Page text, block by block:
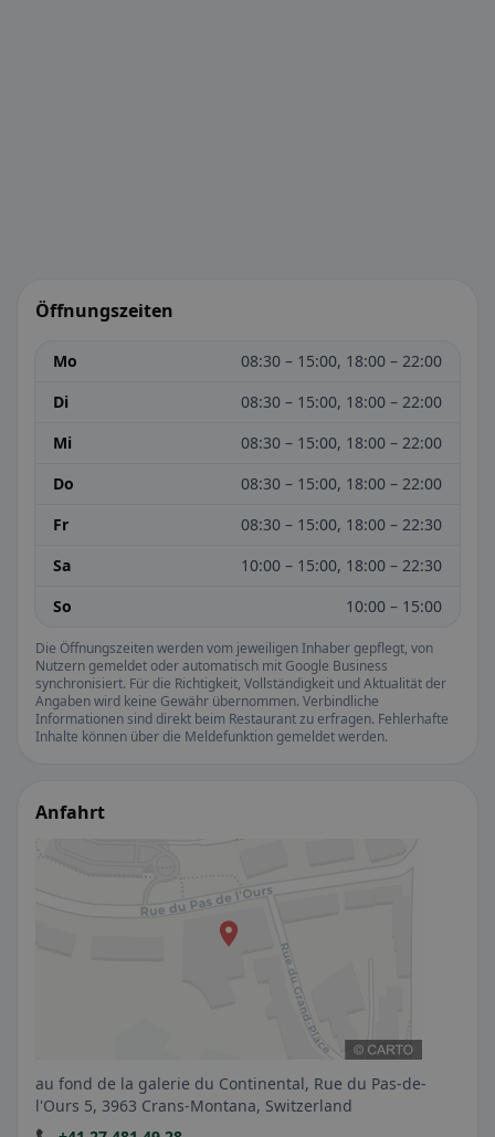
Öffnungszeiten
Mo
08:30 – 15:00, 18:00 – 22:00
Di
08:30 – 15:00, 18:00 – 22:00
Mi
08:30 – 15:00, 18:00 – 22:00
Do
08:30 – 15:00, 18:00 – 22:00
Fr
08:30 – 15:00, 18:00 – 22:30
Sa
10:00 – 15:00, 18:00 – 22:30
So
10:00 – 15:00
Die Öffnungszeiten werden vom jeweiligen Inhaber gepflegt, von
Nutzern gemeldet oder automatisch mit Google Business
synchronisiert. Für die Richtigkeit, Vollständigkeit und Aktualität der
Angaben wird keine Gewähr übernommen. Verbindliche
Informationen sind direkt beim Restaurant zu erfragen. Fehlerhafte
Inhalte können über die Meldefunktion gemeldet werden.
Anfahrt
au fond de la galerie du Continental, Rue du Pas-de-
l'Ours 5, 3963 Crans-Montana, Switzerland